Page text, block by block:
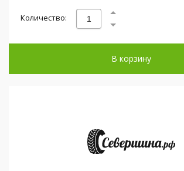
Количество:
В корзину